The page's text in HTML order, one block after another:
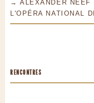
→ ALEXANDER NEEF
L'OPÉRA NATIONAL
RENCONTRES